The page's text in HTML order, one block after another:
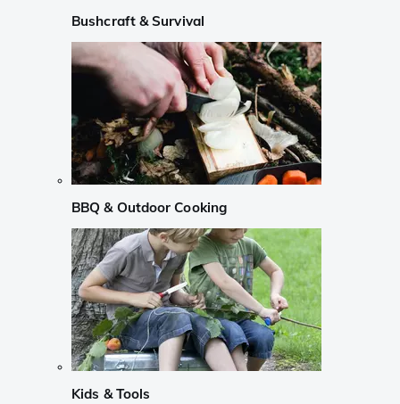
Bushcraft & Survival
BBQ & Outdoor Cooking
Kids & Tools